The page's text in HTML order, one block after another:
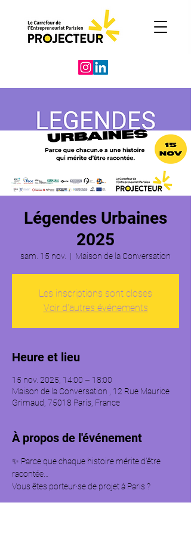
Légendes Urbaines
2025
sam. 15 nov.
  |
Maison de la Conversation
Les inscriptions sont closes
Voir d'autres événements
Heure et lieu
15 nov. 2025, 14:00 – 18:00
Maison de la Conversation , 12 Rue Maurice
Grimaud, 75018 Paris, France
À propos de l'événement
✨ Parce que chaque histoire mérite d’être
racontée…
Vous êtes porteur·se de projet à Paris ?